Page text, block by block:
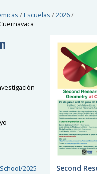
/Escuelas /2026/
2025
Second